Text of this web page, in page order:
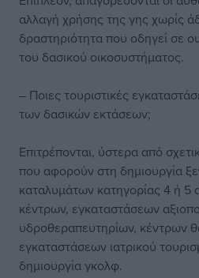
αλλαγή χρήσης της γης χωρίς
δραστηριότητα που οδηγεί σε
του δασικού οικοσυστήματος.
– Ποιες τουριστικές
των δασικών εκτάσεων;
Επιτρέπονται, ύστερα από
που αφορούν στη δημιουργία
καταλυμάτων κατηγορίας 4 ή 5
κέντρων, εγκαταστάσεων
υδροθεραπευτηρίων, κέντρων
εγκαταστάσεων ιατρικού
δημιουργία γκολφ.